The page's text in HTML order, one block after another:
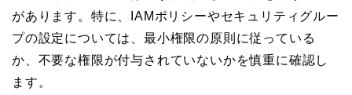
があります。特に、IAMポリシーやセキュリティグルー
プの設定については、最小権限の原則に従っている
か、不要な権限が付与されていないかを慎重に確認し
ます。